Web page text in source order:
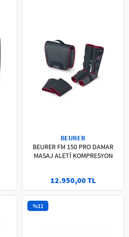
BEURER
BEURER FM 150 PRO DAMAR
MASAJ ALETİ KOMPRESYON
12.950,00 TL
%11